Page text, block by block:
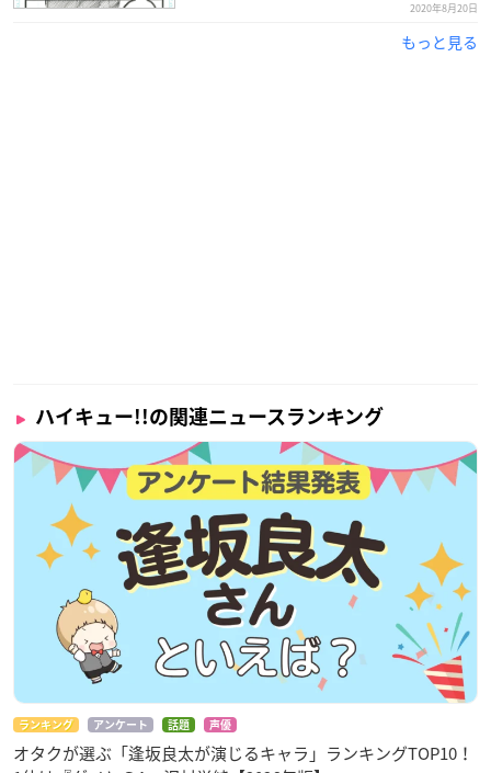
2020年8月20日
もっと見る
ハイキュー!!の関連ニュースランキング
ランキング アンケート 話題 声優
オタクが選ぶ「逢坂良太が演じるキャラ」ランキングTOP10！